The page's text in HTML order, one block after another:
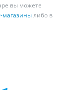
вы можете
магазинылибо в